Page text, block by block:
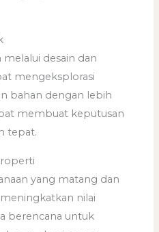
desain dan
mengeksplorasi
bahan dengan lebih
membuat keputusan
tepat.
yang matang dan
nilai
berencana untuk